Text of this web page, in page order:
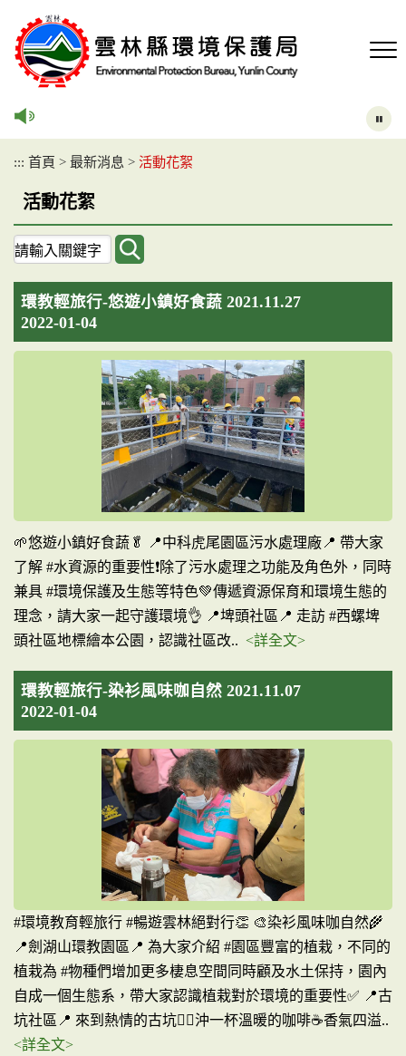
::: 首頁 > 最新消息 > 活動花絮
活動花絮
關
鍵
字
查
詢
環教輕旅行-悠遊小鎮好食蔬 2021.11.27
2022-01-04
🌱悠遊小鎮好食蔬🥬 📍中科虎尾園區污水處理廠📍 帶大家
了解 #水資源的重要性❗️除了污水處理之功能及角色外，同時
兼具 #環境保護及生態等特色💚傳遞資源保育和環境生態的
理念，請大家一起守護環境👌 📍埤頭社區📍 走訪 #西螺埤
頭社區地標繪本公園，認識社區改.. <詳全文>
環教輕旅行-染衫風味咖自然 2021.11.07
2022-01-04
#環境教育輕旅行 #暢遊雲林絕對行👏 🎨染衫風味咖自然🌾
📍劍湖山環教園區📍 為大家介紹 #園區豐富的植栽，不同的
植栽為 #物種們增加更多棲息空間同時顧及水土保持，園內
自成一個生態系，帶大家認識植栽對於環境的重要性✅ 📍古
坑社區📍 來到熱情的古坑🙋‍♀️沖一杯溫暖的咖啡☕️香氣四溢..
<詳全文>